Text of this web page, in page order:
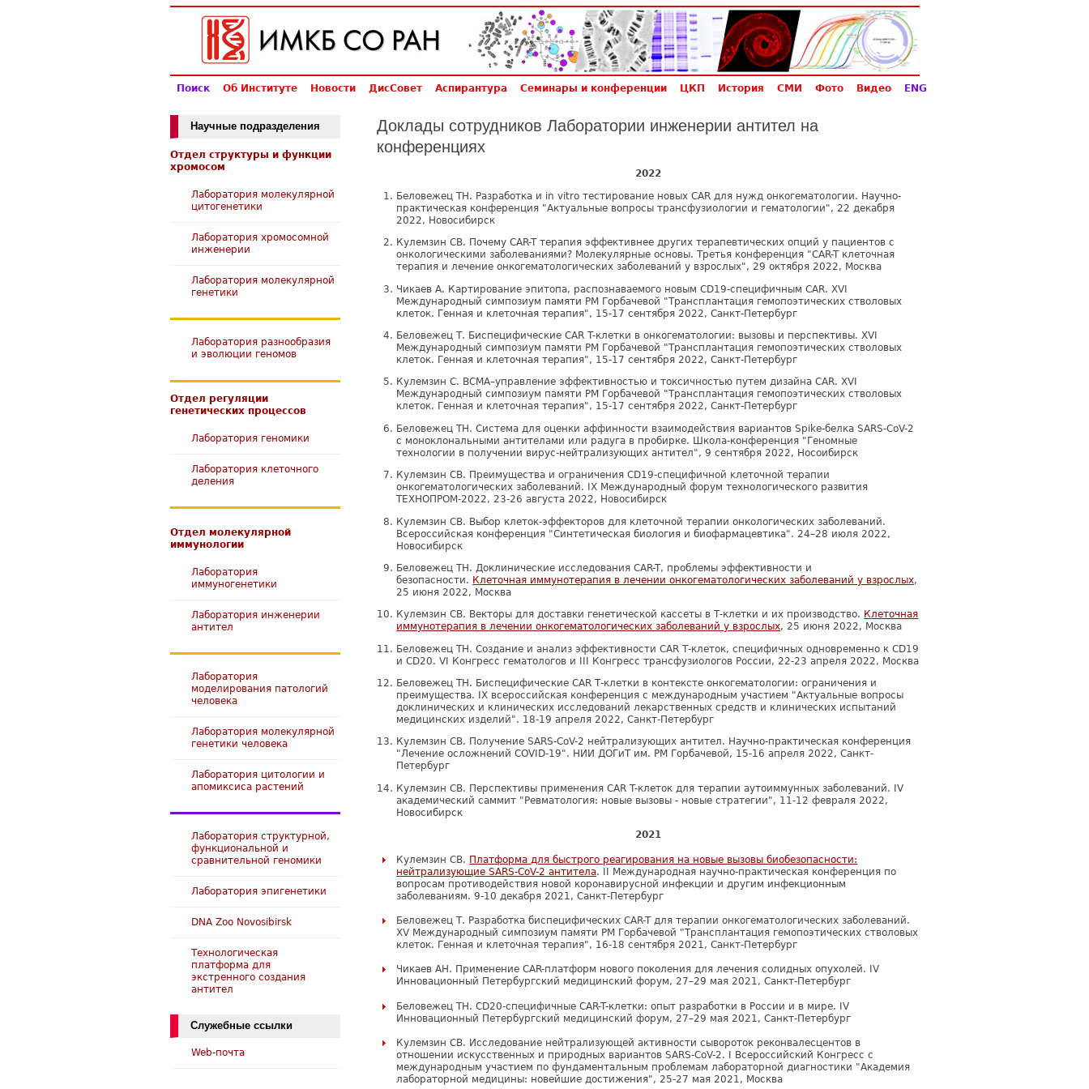
Поиск Об Институте Новости ДисСовет Аспирантура Семинары и конференции ЦКП История СМИ Фото Видео ENG
Доклады сотрудников Лаборатории инженерии антител на
конференциях
2022
Беловежец ТН. Разработка и in vitro тестирование новых CAR для нужд онкогематологии. Научно-
практическая конференция "Актуальные вопросы трансфузиологии и гематологии", 22 декабря
2022, Новосибирск
Кулемзин СВ. Почему CAR-T терапия эффективнее других терапевтических опций у пациентов с
онкологическими заболеваниями? Молекулярные основы. Третья конференция "CAR-T клеточная
терапия и лечение онкогематологических заболеваний у взрослых", 29 октября 2022, Москва
Чикаев А. Картирование эпитопа, распознаваемого новым CD19-специфичным CAR. XVI
Международный симпозиум памяти РМ Горбачевой "Трансплантация гемопоэтических стволовых
клеток. Генная и клеточная терапия", 15-17 сентября 2022, Санкт-Петербург
Беловежец Т. Биспецифические CAR T-клетки в онкогематологии: вызовы и перспективы. XVI
Международный симпозиум памяти РМ Горбачевой "Трансплантация гемопоэтических стволовых
клеток. Генная и клеточная терапия", 15-17 сентября 2022, Санкт-Петербург
Кулемзин С. BCMA–управление эффективностью и токсичностью путем дизайна CAR. XVI
Международный симпозиум памяти РМ Горбачевой "Трансплантация гемопоэтических стволовых
клеток. Генная и клеточная терапия", 15-17 сентября 2022, Санкт-Петербург
Беловежец ТН. Cистема для оценки аффинности взаимодействия вариантов Spike-белка SARS-CoV-2
с моноклональными антителами или радуга в пробирке. Школа-конференция "Геномные
технологии в получении вирус-нейтрализующих антител", 9 сентября 2022, Носоибирск
Кулемзин СВ. Преимущества и ограничения CD19-специфичной ĸлеточной терапии
онĸогематологичесĸих заболеваний. IX Международный форум технологического развития
ТЕХНОПРОМ-2022, 23-26 августа 2022, Новосибирск
Кулемзин СВ. Выбор клеток-эффекторов для клеточной терапии онкологических заболеваний.
Всероссийская конференция "Синтетическая биология и биофармацевтика". 24–28 июля 2022,
Новосибирск
Беловежец ТН. Доклинические исследования CAR-T, проблемы эффективности и
безопасности. Клеточная иммунотерапия в лечении онкогематологических заболеваний у взрослых,
25 июня 2022, Москва
Кулемзин СВ. Векторы для доставки генетической кассеты в Т-клетки и их производство. Клеточная
иммунотерапия в лечении онкогематологических заболеваний у взрослых, 25 июня 2022, Москва
Беловежец ТН. Создание и анализ эффективности CAR Т-клеток, специфичных одновременно к CD19
и CD20. VI Конгресс гематологов и III Конгресс трансфузиологов России, 22-23 апреля 2022, Москва
Беловежец ТН. Биспецифические CAR Т-клетки в контексте онкогематологии: ограничения и
преимущества. IX всероссийская конференция с международным участием "Актуальные вопросы
доклинических и клинических исследований лекарственных средств и клинических испытаний
медицинских изделий". 18-19 апреля 2022, Санкт-Петербург
Кулемзин СВ. Получение SARS-CoV-2 нейтрализующих антител. Научно-практическая конференция
"Лечение осложнений COVID-19". НИИ ДОГиТ им. РМ Горбачевой, 15-16 апреля 2022, Санкт-
Петербург
Кулемзин СВ. Перспективы применения CAR T-клеток для терапии аутоиммунных заболеваний. IV
академический саммит "Ревматология: новые вызовы - новые стратегии", 11-12 февраля 2022,
Новосибирск
2021
Кулемзин СВ. Платформа для быстрого реагирования на новые вызовы биобезопасности:
нейтрализующие SARS-CoV-2 антитела. II Международная научно-практическая конференция по
вопросам противодействия новой коронавирусной инфекции и другим инфекционным
заболеваниям. 9-10 декабря 2021, Санкт-Петербург
Беловежец Т. Разработка биспецифических CAR-T для терапии онкогематологических заболеваний.
XV Международный симпозиум памяти РМ Горбачевой "Трансплантация гемопоэтических стволовых
клеток. Генная и клеточная терапия", 16-18 сентября 2021, Санкт-Петербург
Чикаев АН. Применение CAR-платформ нового поколения для лечения солидных опухолей. IV
Инновационный Петербургский медицинский форум, 27–29 мая 2021, Санкт-Петербург
Беловежец ТН. CD20-специфичные CAR-T-клетки: опыт разработки в России и в мире. IV
Инновационный Петербургский медицинский форум, 27–29 мая 2021, Санкт-Петербург
Кулемзин СВ. Исследование нейтрализующей активности сывороток реконвалесцентов в
отношении искусственных и природных вариантов SARS-CoV-2. I Всероссийский Конгресс с
международным участием по фундаментальным проблемам лабораторной диагностики "Академия
лабораторной медицины: новейшие достижения", 25-27 мая 2021, Москва
Научные подразделения
Отдел структуры и функции
хромосом
Лаборатория молекулярной
цитогенетики
Лаборатория хромосомной
инженерии
Лаборатория молекулярной
генетики
Лаборатория разнообразия
и эволюции геномов
Отдел регуляции
генетических процессов
Лаборатория геномики
Лаборатория клеточного
деления
Отдел молекулярной
иммунологии
Лаборатория
иммуногенетики
Лаборатория инженерии
антител
Лаборатория
моделирования патологий
человека
Лаборатория молекулярной
генетики человека
Лаборатория цитологии и
апомиксиса растений
Лаборатория структурной,
функциональной и
сравнительной геномики
Лаборатория эпигенетики
DNA Zoo Novosibirsk
Технологическая
платформа для
экстренного создания
антител
Служебные ссылки
Web-почта